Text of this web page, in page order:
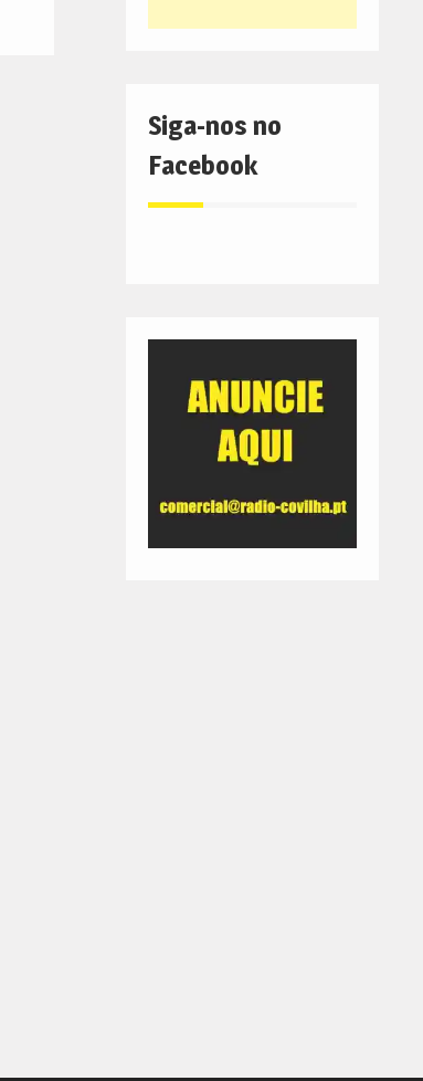
Siga-nos no
Facebook